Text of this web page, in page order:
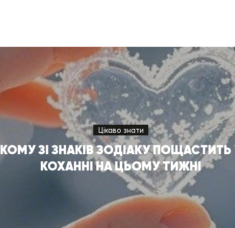
Цікаво знати
КОМУ ЗІ ЗНАКІВ ЗОДІАКУ ПОЩАСТИТЬ
КОХАННІ НА ЦЬОМУ ТИЖНІ